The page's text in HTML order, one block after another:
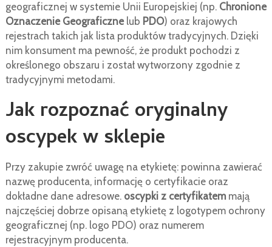
geograficznej w systemie Unii Europejskiej (np. Chronione
Oznaczenie Geograficznelub PDO) oraz krajowych
rejestrach takich jak lista produktów tradycyjnych. Dzięki
nim konsument ma pewność, że produkt pochodzi z
określonego obszaru i został wytworzony zgodnie z
tradycyjnymi metodami.
Jak rozpoznać oryginalny
oscypek w sklepie
Przy zakupie zwróć uwagę na etykietę: powinna zawierać
nazwę producenta, informację o certyfikacie oraz
dokładne dane adresowe. oscypki z certyfikatemmają
najczęściej dobrze opisaną etykietę z logotypem ochrony
geograficznej (np. logo PDO) oraz numerem
rejestracyjnym producenta.